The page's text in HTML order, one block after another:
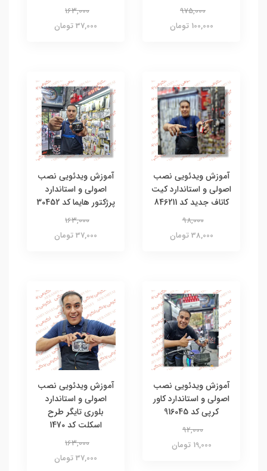
975,000
100,000 تومان
163,000
37,000 تومان
آموزش ویدئویی نصب
اصولی و استاندارد کیت
کاتاف جدید کد 846211
98,000
38,000 تومان
آموزش ویدئویی نصب
اصولی و استاندارد
پرژکتور هایما کد 30452
163,000
37,000 تومان
آموزش ویدئویی نصب
اصولی و استاندارد کاور
کرپی کد 916045
92,000
19,000 تومان
آموزش ویدئویی نصب
اصولی و استاندارد
بلوری تایگر طرح
اسکلت کد 1470
163,000
37,000 تومان